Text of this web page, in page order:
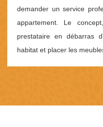
demander un service
appartement. Le
prestataire en débarras
habitat et placer les